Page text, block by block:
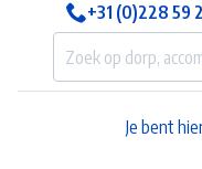
+31 (0)228 59
Je bent